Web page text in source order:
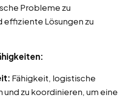
Probleme zu
effiziente Lösungen zu
Fähigkeit, logistische
und zu koordinieren, um eine